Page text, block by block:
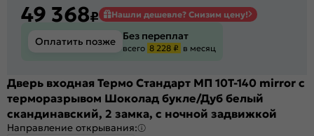
49 368₽ Нашли дешевле? Снизим цену!
Оплатить позже Без переплат
всего 8 228 ₽ в месяц
Дверь входная Термо Стандарт МП 10T-140 mirror с
терморазрывом Шоколад букле/Дуб белый
скандинавский, 2 замка, с ночной задвижкой
Направление открывания: